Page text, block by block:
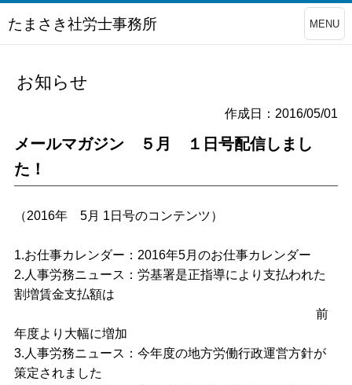
たまさき社労士事務所 MENU
お知らせ
作成日：2016/05/01
メールマガジン ５月 １日号配信しまし
た！
（2016年 5月 1日号のコンテンツ）
1.お仕事カレンダー：2016年5月のお仕事カレンダー
2.人事労務ニュース：労基署是正指導により支払われた
割増賃金支払額は
前
年度より大幅に増加
3.人事労務ニュース：今年度の地方労働行政運営方針が
策定されました